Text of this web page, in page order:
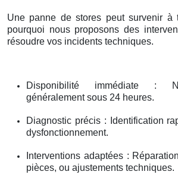
Une panne de stores peut survenir à
pourquoi nous proposons des
résoudre vos incidents techniques.
Disponibilité immédiate :
généralement sous 24 heures.
Diagnostic précis : Identification
dysfonctionnement.
Interventions adaptées :
pièces, ou ajustements techniques.